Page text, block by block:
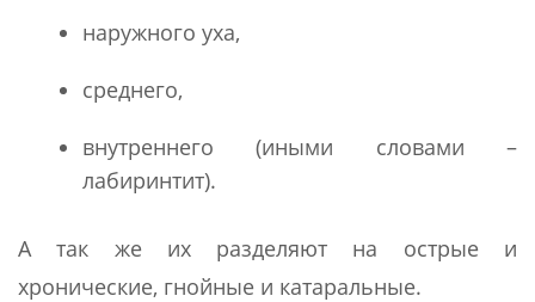
наружного уха,
среднего,
внутреннего (иными словами –
лабиринтит).
А так же их разделяют на острые и
хронические, гнойные и катаральные.